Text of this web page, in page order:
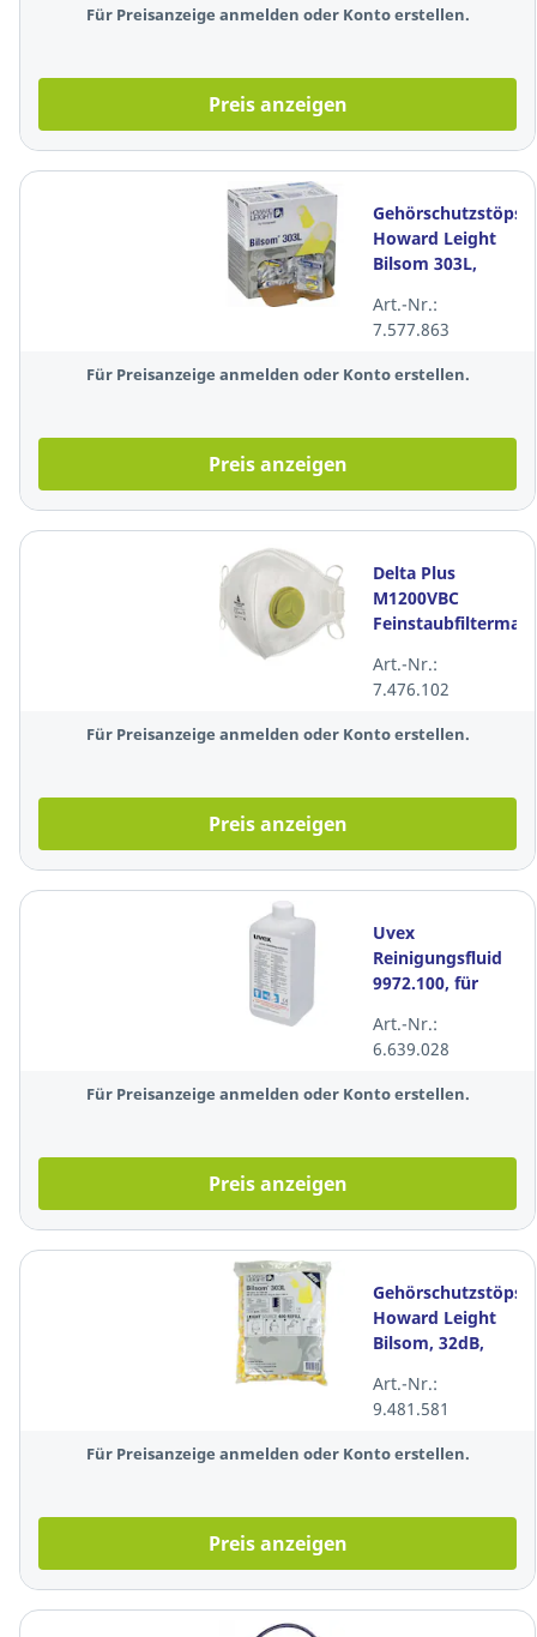
Für Preisanzeige anmelden oder Konto erstellen.
Preis anzeigen
Gehörschutzstöpsel
Howard Leight
Bilsom 303L,
200 Paar
Art.-Nr.:
7.577.863
Für Preisanzeige anmelden oder Konto erstellen.
Preis anzeigen
Delta Plus
M1200VBC
10 Stück
Art.-Nr.:
7.476.102
Für Preisanzeige anmelden oder Konto erstellen.
Preis anzeigen
Uvex
Reinigungsfluid
9972.100, für
Inhalt: 0,5 Liter
Art.-Nr.:
6.639.028
Für Preisanzeige anmelden oder Konto erstellen.
Preis anzeigen
Gehörschutzstöpsel
Howard Leight
Bilsom, 32dB,
Art.-Nr.:
9.481.581
Für Preisanzeige anmelden oder Konto erstellen.
Preis anzeigen